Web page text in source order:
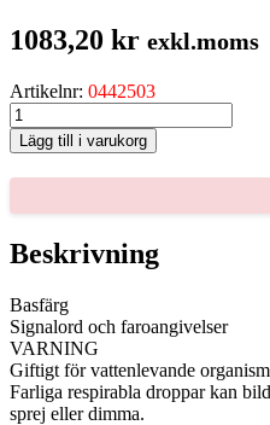
1083,20 kr exkl.moms
Artikelnr: 0442503
ENETORPET
BASFÄRG
LINNS
GRÖNA,
LIT
mängd
Lägg till i varukorg
Beskrivning
Basfärg
Signalord och faroangivelser
VARNING
Giftigt för vattenlevande
Farliga respirabla droppar kan
sprej eller dimma.